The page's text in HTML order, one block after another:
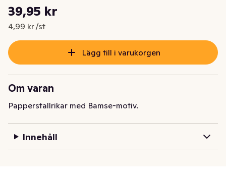
Nuvarande pris är: 39,95 kr
39,95 kr
4,99 kr /st
Styckpris: 4,99 kr /st
Lägg till i varukorgen
Om varan
Papperstallrikar med Bamse-motiv.
Innehåll